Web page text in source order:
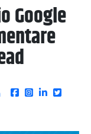
Google